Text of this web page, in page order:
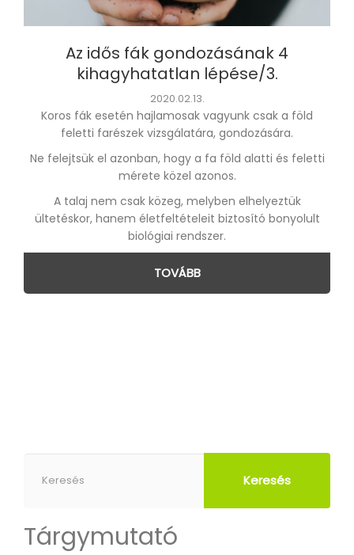
Az idős fák gondozásának 4
kihagyhatatlan lépése/3.
2020.02.13.
Koros fák esetén hajlamosak vagyunk csak a föld
feletti farészek vizsgálatára, gondozására.
Ne felejtsük el azonban, hogy a fa föld alatti és feletti
mérete közel azonos.
A talaj nem csak közeg, melyben elhelyeztük
ültetéskor, hanem életfeltételeit biztosító bonyolult
biológiai rendszer.
TOVÁBB
Keresés
Tárgymutató